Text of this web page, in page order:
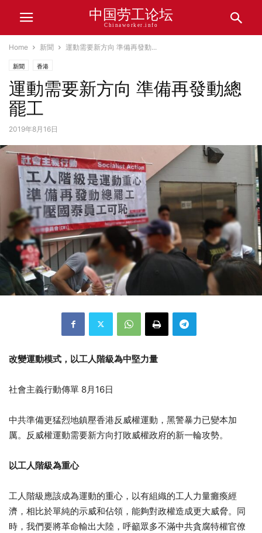
中国劳工论坛
Chinaworker.info
Home 新聞 運動需要新方向 準備再發動...
新聞 香港
運動需要新方向 準備再發動總
罷工
2019年8月16日
改變運動模式，以工人階級為中堅力量
社會主義行動傳單 8月16日
中共準備更猛烈地鎮壓香港反威權運動，黑警暴力已變本加
厲。反威權運動需要新方向打敗威權政府的新一輪攻勢。
以工人階級為重心
工人階級應該成為運動的重心，以有組織的工人力量癱瘓經
濟，相比於單純的示威和佔領，能夠對政權造成更大威脅。同
時，我們要將革命輸出大陸，呼籲眾多不滿中共貪腐特權官僚